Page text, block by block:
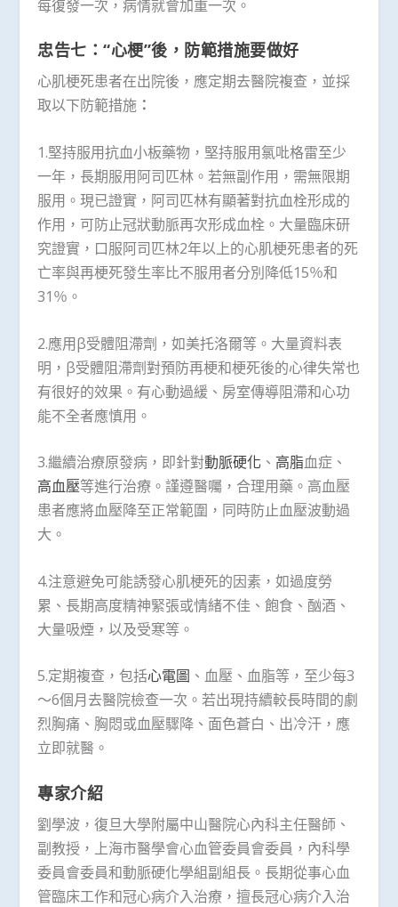
每復發一次，病情就會加重一次。
忠告七：“心梗”後，防範措施要做好
心肌梗死患者在出院後，應定期去醫院複查，並採
取以下防範措施 ：
1.堅持服用抗血小板藥物，堅持服用氯吡格雷至少
一年，長期服用阿司匹林。若無副作用，需無限期
服用。現已證實，阿司匹林有顯著對抗血栓形成的
作用，可防止冠狀動脈再次形成血栓。大量臨床研
究證實，口服阿司匹林2年以上的心肌梗死患者的死
亡率與再梗死發生率比不服用者分別降低15％和
31％。
2.應用β受體阻滯劑，如美托洛爾等。大量資料表
明，β受體阻滯劑對預防再梗和梗死後的心律失常也
有很好的效果。有心動過緩、房室傳導阻滯和心功
能不全者應慎用。
3.繼續治療原發病，即針對動脈硬化 、 高脂血症、
高血壓等進行治療。謹遵醫囑，合理用藥。高血壓
患者應將血壓降至正常範圍，同時防止血壓波動過
大。
4.注意避免可能誘發心肌梗死的因素，如過度勞
累、長期高度精神緊張或情緒不佳、飽食、酗酒、
大量吸煙，以及受寒等。
5.定期複查，包括心電圖 、血壓、血脂等，至少每3
～6個月去醫院檢查一次。若出現持續較長時間的劇
烈胸痛、胸悶或血壓驟降、面色蒼白、出冷汗，應
立即就醫。
專家介紹
劉學波，復旦大學附屬中山醫院心內科主任醫師、
副教授，上海市醫學會心血管委員會委員，內科學
委員會委員和動脈硬化學組副組長。長期從事心血
管臨床工作和冠心病介入治療，擅長冠心病介入治